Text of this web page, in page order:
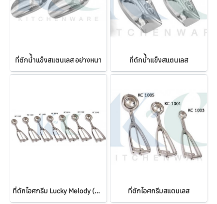
ที่ตักน้้ำแข็งสแตนเลส อย่างหนา ที่ตักน้้ำแข็งสแตนเลส
ที่ตักไอศกรีม Lucky Melody (Made in Japan) ที่ตักไอศกรีมสแตนเลส